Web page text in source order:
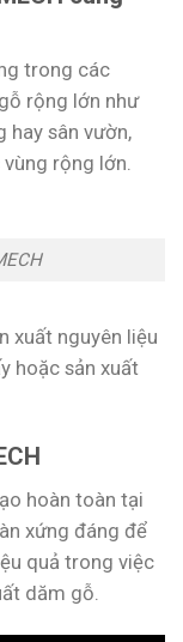
trong các
rộng lớn như
hay sân vườn,
rộng lớn.
xuất nguyên liệu
hoặc sản xuất
hoàn toàn tại
xứng đáng để
quả trong việc
dăm gỗ.